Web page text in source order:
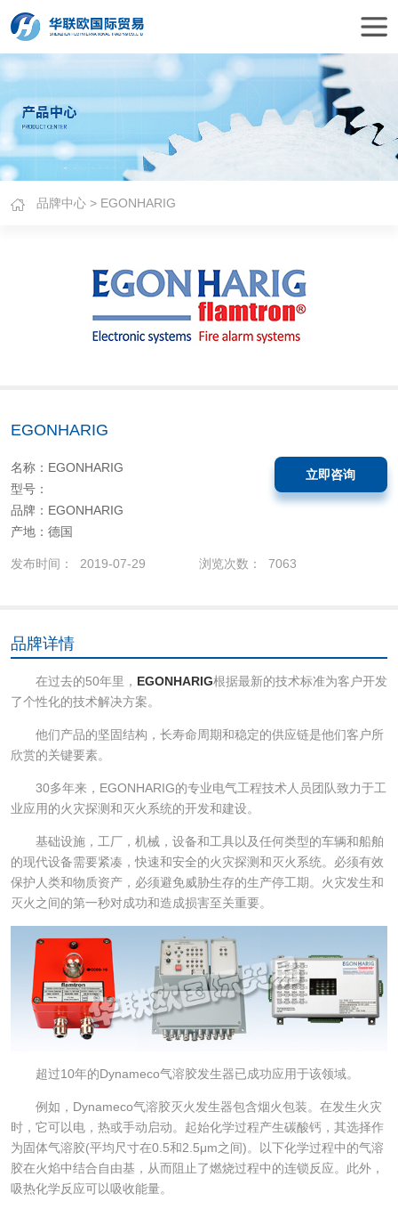
品牌中心 > EGONHARIG
EGONHARIG
名称：EGONHARIG
型号：
品牌：EGONHARIG
产地：德国
立即咨询
发布时间： 2019-07-29 浏览次数： 7063
品牌详情
在过去的50年里， EGONHARIG根据最新的技术标准为客户开发
了个性化的技术解决方案。
他们产品的坚固结构，长寿命周期和稳定的供应链是他们客户所
欣赏的关键要素。
30多年来，EGONHARIG的专业电气工程技术人员团队致力于工
业应用的火灾探测和灭火系统的开发和建设。
基础设施，工厂，机械，设备和工具以及任何类型的车辆和船舶
的现代设备需要紧凑，快速和安全的火灾探测和灭火系统。必须有效
保护人类和物质资产，必须避免威胁生存的生产停工期。火灾发生和
灭火之间的第一秒对成功和造成损害至关重要。
超过10年的Dynameco气溶胶发生器已成功应用于该领域。
例如，Dynameco气溶胶灭火发生器包含烟火包装。在发生火灾
时，它可以电，热或手动启动。起始化学过程产生碳酸钙，其选择作
为固体气溶胶(平均尺寸在0.5和2.5μm之间)。以下化学过程中的气溶
胶在火焰中结合自由基，从而阻止了燃烧过程中的连锁反应。此外，
吸热化学反应可以吸收能量。